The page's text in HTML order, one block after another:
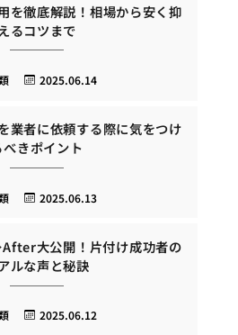
を徹底解説！相場から安く抑
えるコツまで
2025.06.14
業者に依頼する際に気をつけ
べきポイント
2025.06.13
大公開！片付け成功者の
ルな声と秘訣
2025.06.12